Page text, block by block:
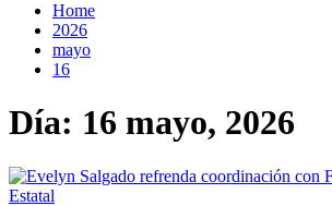
Home
2026
mayo
16
Día: 16 mayo, 2026
Estatal